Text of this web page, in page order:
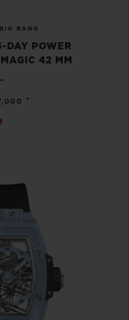
BANG
DAY POWER
42 MM
•